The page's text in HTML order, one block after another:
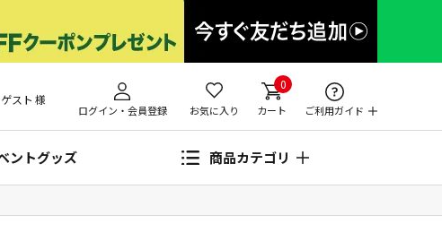
ゲスト 様
ログイン・会員登録 お気に入り
0
カート ご利用ガイド
ントグッズ 商品カテゴリ